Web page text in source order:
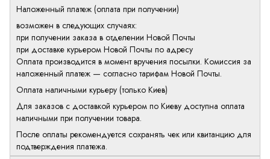
Наложенный платеж (оплата при получении)
возможен в следующих случаях:
при получении заказа в отделении Новой Почты
при доставке курьером Новой Почты по адресу
Оплата производится в момент вручения посылки. Комиссия за
наложенный платеж — согласно тарифам Новой Почты.
Оплата наличными курьеру (только Киев)
Для заказов с доставкой курьером по Киеву доступна оплата
наличными при получении товара.
После оплаты рекомендуется сохранять чек или квитанцию для
подтверждения платежа.